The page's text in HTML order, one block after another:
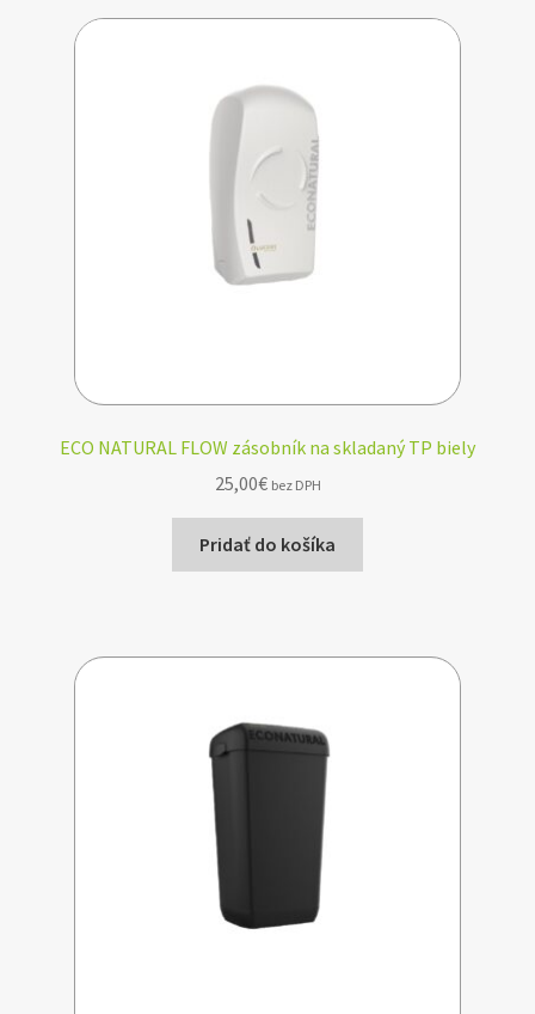
ECO NATURAL FLOW zásobník na skladaný TP biely
25,00€ bez DPH
Pridať do košíka